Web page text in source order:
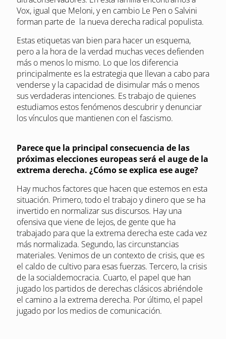
Vox, igual que Meloni, y en cambio Le Pen o Salvini
forman parte de la nueva derecha radical populista.
Estas etiquetas van bien para hacer un esquema,
pero a la hora de la verdad muchas veces defienden
más o menos lo mismo. Lo que los diferencia
principalmente es la estrategia que llevan a cabo para
venderse y la capacidad de disimular más o menos
sus verdaderas intenciones. Es trabajo de quienes
estudiamos estos fenómenos descubrir y denunciar
los vínculos que mantienen con el fascismo.
Parece que la principal consecuencia de las
próximas elecciones europeas será el auge de la
extrema derecha. ¿Cómo se explica ese auge?
Hay muchos factores que hacen que estemos en esta
situación. Primero, todo el trabajo y dinero que se ha
invertido en normalizar sus discursos. Hay una
ofensiva que viene de lejos, de gente que ha
trabajado para que la extrema derecha este cada vez
más normalizada. Segundo, las circunstancias
materiales. Venimos de un contexto de crisis, que es
el caldo de cultivo para esas fuerzas. Tercero, la crisis
de la socialdemocracia. Cuarto, el papel que han
jugado los partidos de derechas clásicos abriéndole
el camino a la extrema derecha. Por último, el papel
jugado por los medios de comunicación.